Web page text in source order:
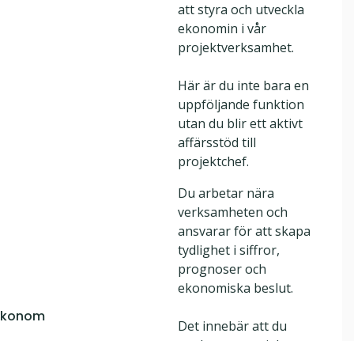
att styra och utveckla
ekonomin i vår
projektverksamhet.
Här är du inte bara en
uppföljande funktion
utan du blir ett aktivt
affärsstöd till
projektchef.
Du arbetar nära
verksamheten och
ansvarar för att skapa
tydlighet i siffror,
prognoser och
ekonomiska beslut.
Det innebär att du